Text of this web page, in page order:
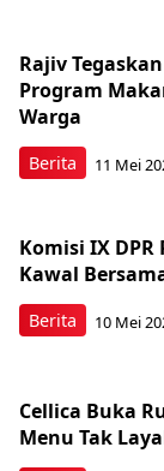
Berita
Rajiv
Program
Warga
11 Mei
Berita
Komisi IX
Kawal
10 Mei
Cellica Buka
Menu Tak